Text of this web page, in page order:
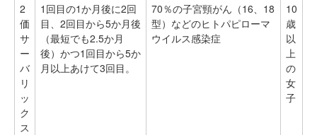
2
価
サ
ー
バ
リ
ッ
ク
ス
1回目の1か月後に2回
目、2回目から5か月後
（最短でも2.5か月
後）かつ1回目から5か
月以上あけて3回目。
70％の子宮頸がん（16、18
型）などのヒトパピローマ
ウイルス感染症
10
歳
以
上
の
女
子